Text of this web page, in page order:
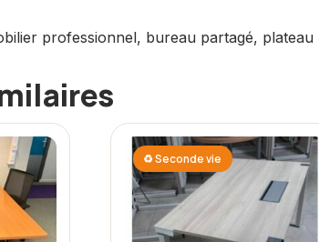
professionnel, bureau partagé,
♻ Seconde vie